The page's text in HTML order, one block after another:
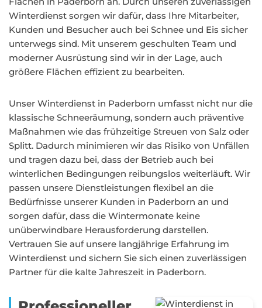
Winterdienst sorgen wir dafür, dass Ihre Mitarbeiter,
Kunden und Besucher auch bei Schnee und Eis sicher
unterwegs sind. Mit unserem geschulten Team und
moderner Ausrüstung sind wir in der Lage, auch
größere Flächen effizient zu bearbeiten.
Unser Winterdienst in Paderborn umfasst nicht nur die
klassische Schneeräumung, sondern auch präventive
Maßnahmen wie das frühzeitige Streuen von Salz oder
Splitt. Dadurch minimieren wir das Risiko von Unfällen
und tragen dazu bei, dass der Betrieb auch bei
winterlichen Bedingungen reibungslos weiterläuft. Wir
passen unsere Dienstleistungen flexibel an die
Bedürfnisse unserer Kunden in Paderborn an und
sorgen dafür, dass die Wintermonate keine
unüberwindbare Herausforderung darstellen.
Vertrauen Sie auf unsere langjährige Erfahrung im
Winterdienst und sichern Sie sich einen zuverlässigen
Partner für die kalte Jahreszeit in Paderborn.